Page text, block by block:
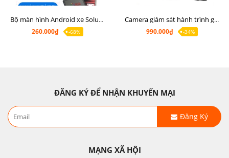
Bộ màn hình Android xe Soluto, mặt dưỡng lắp màn hình Soluto kèm rắc zin
260.000₫
-68%
Camera giám sát hành trình ghi hình 2 mắt Q8 Pro độ phân giải 2K +1080P
990.000₫
-34%
ĐĂNG KÝ ĐỂ NHẬN KHUYẾN MẠI
Đăng Ký
MẠNG XÃ HỘI